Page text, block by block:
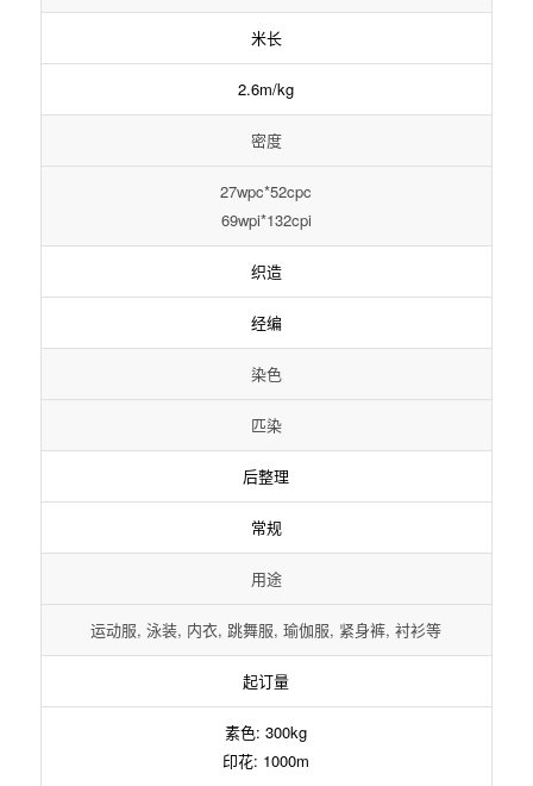
米长
2.6m/kg
密度
27wpc*52cpc
69wpi*132cpi
织造
经编
染色
匹染
后整理
常规
用途
运动服, 泳装, 内衣, 跳舞服, 瑜伽服, 紧身裤, 衬衫等
起订量
素色: 300kg
印花: 1000m